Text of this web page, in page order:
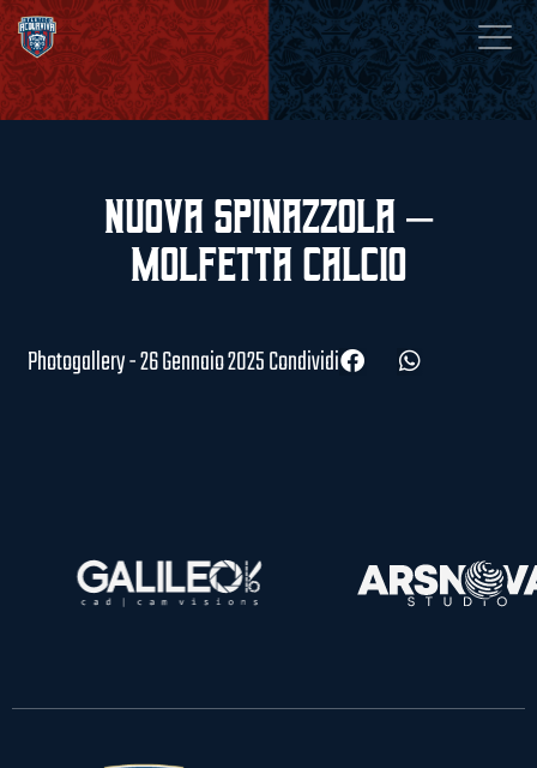
Nuova Spinazzola –
Molfetta Calcio
Photogallery - 26 Gennaio 2025Condividi